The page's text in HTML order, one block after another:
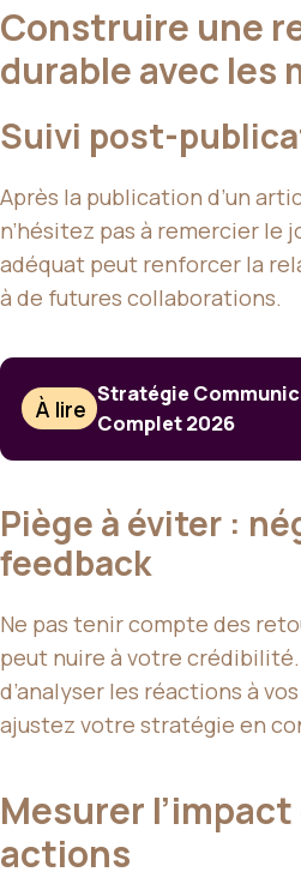
Construire une
durable avec les
Suivi post-
Après la publication d’un
n’hésitez pas à remercier le
adéquat peut renforcer la
à de futures collaborations.
À lire
Stratégie
Complet 2026
Piège à éviter :
feedback
Ne pas tenir compte des
peut nuire à votre
d’analyser les réactions à
ajustez votre stratégie en
Mesurer l’impact
actions